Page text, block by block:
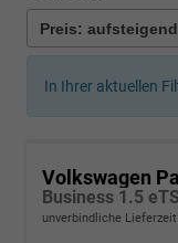
In Ihrer aktuellen
Volkswagen
Business 1.5
unverbindliche